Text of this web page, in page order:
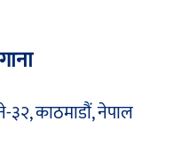
३२, काठमाडौं, नेपाल